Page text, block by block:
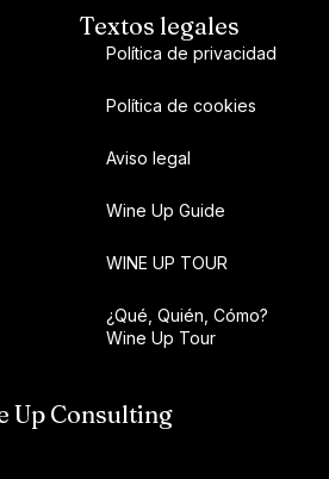
Textos legales
Política de privacidad
Política de cookies
Aviso legal
Wine Up Guide
WINE UP TOUR
¿Qué, Quién, Cómo?
Wine Up Tour
Up Consulting